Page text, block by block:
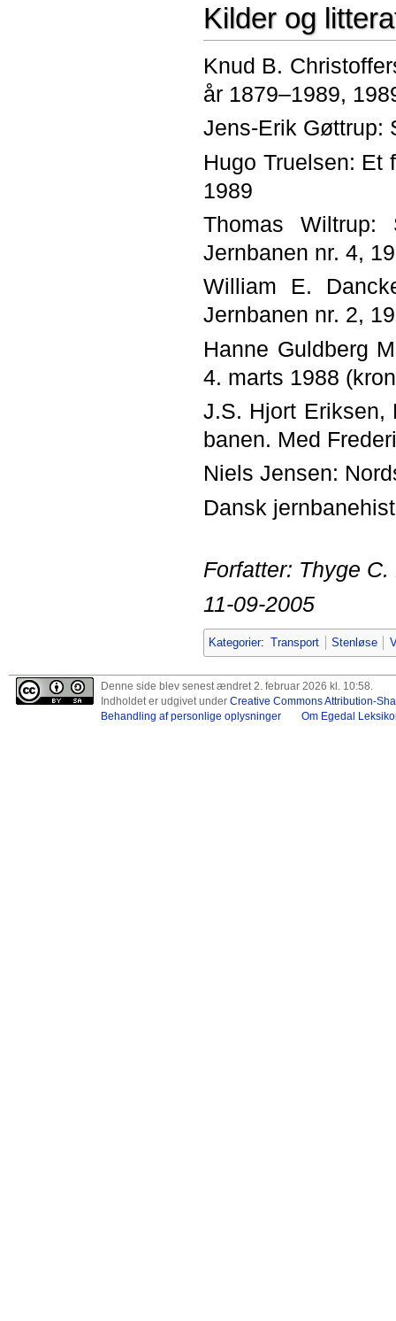
Kilder og
Knud B.
år 1879–1989,
Jens-Erik Gøttrup:
Hugo Truelsen: Et
1989
Thomas Wiltrup:
Jernbanen nr. 4,
William E.
Jernbanen nr. 2,
Hanne Guldberg
4. marts 1988
J.S. Hjort Eriksen,
banen. Med
Niels Jensen:
Dansk
Forfatter: Thyge C.
11-09-2005
Kategorier: Transport Stenløse
Denne side blev senest ændret 2. februar 2026 kl. 10:58.
Indholdet er udgivet under Creative Commons Attribution-
Behandling af personlige oplysninger
Om Egedal